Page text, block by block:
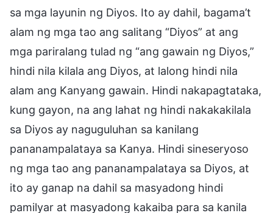
sa mga layunin ng Diyos. Ito ay dahil, bagama’t
alam ng mga tao ang salitang “Diyos” at ang
mga pariralang tulad ng “ang gawain ng Diyos,”
hindi nila kilala ang Diyos, at lalong hindi nila
alam ang Kanyang gawain. Hindi nakapagtataka,
kung gayon, na ang lahat ng hindi nakakakilala
sa Diyos ay naguguluhan sa kanilang
pananampalataya sa Kanya. Hindi sineseryoso
ng mga tao ang pananampalataya sa Diyos, at
ito ay ganap na dahil sa masyadong hindi
pamilyar at masyadong kakaiba para sa kanila